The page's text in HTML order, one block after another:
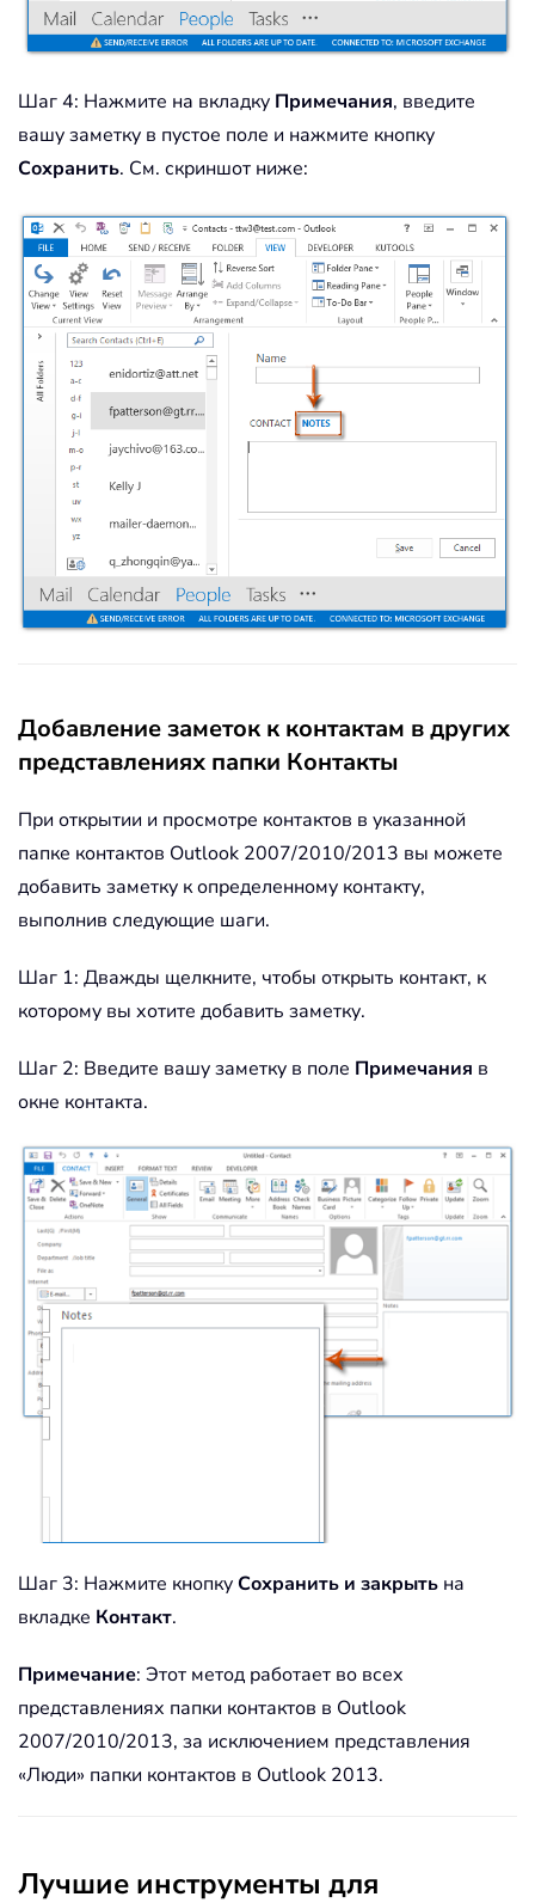
Шаг 4: Нажмите на вкладку Примечания, введите
вашу заметку в пустое поле и нажмите кнопку
Сохранить. См. скриншот ниже:
Добавление заметок к контактам в других
представлениях папки Контакты
При открытии и просмотре контактов в указанной
папке контактов Outlook 2007/2010/2013 вы можете
добавить заметку к определенному контакту,
выполнив следующие шаги.
Шаг 1: Дважды щелкните, чтобы открыть контакт, к
которому вы хотите добавить заметку.
Шаг 2: Введите вашу заметку в поле Примечания в
окне контакта.
Шаг 3: Нажмите кнопкуСохранить и закрыть на
вкладке Контакт.
Примечание: Этот метод работает во всех
представлениях папки контактов в Outlook
2007/2010/2013, за исключением представления
«Люди» папки контактов в Outlook 2013.
Лучшие инструменты для